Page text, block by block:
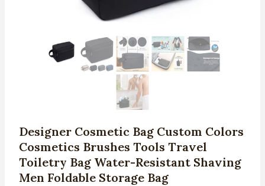
Designer Cosmetic Bag Custom Colors
Cosmetics Brushes Tools Travel
Toiletry Bag Water-Resistant Shaving
Men Foldable Storage Bag